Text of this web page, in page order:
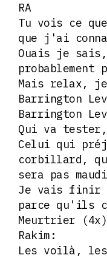
RA
Tu vois ce
que j'ai
Ouais je
probablement
Mais relax,
Barrington
Barrington
Qui va tester,
Celui qui
corbillard,
sera pas
Je vais finir
parce qu'ils
Meurtrier (4x)
Rakim:
Les voilà, les